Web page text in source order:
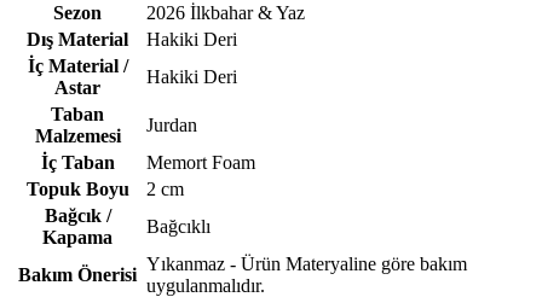
Sezon
2026 İlkbahar & Yaz
Dış Material
Hakiki Deri
İç Material /
Astar
Hakiki Deri
Taban
Malzemesi
Jurdan
İç Taban
Memort Foam
Topuk Boyu
2 cm
Bağcık /
Kapama
Bağcıklı
Bakım Önerisi
Yıkanmaz - Ürün Materyaline göre bakım
uygulanmalıdır.